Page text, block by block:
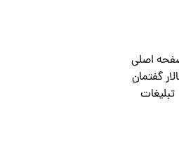
اصلی
گفتمان
تبلیغات